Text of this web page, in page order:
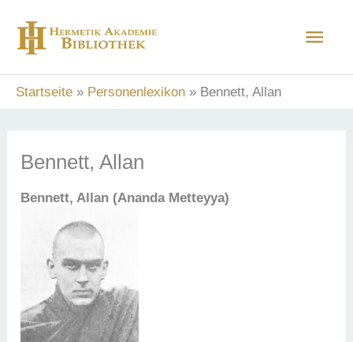
Inhalt
springen
Startseite Personenlexikon Bennett, Allan
Bennett, Allan
Bennett, Allan (Ananda Metteyya)